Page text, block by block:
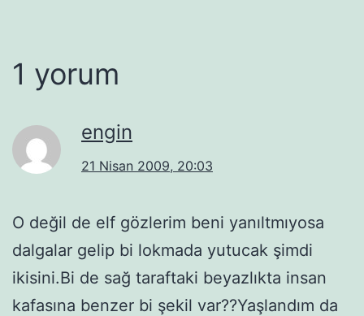
1 yorum
engin
21 Nisan 2009, 20:03
O değil de elf gözlerim beni yanıltmıyosa
dalgalar gelip bi lokmada yutucak şimdi
ikisini.Bi de sağ taraftaki beyazlıkta insan
kafasına benzer bi şekil var??Yaşlandım da